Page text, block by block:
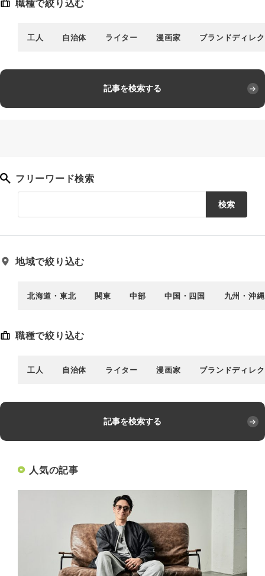
職種で絞り込む
工人 自治体 ライター 漫画家 ブランドディレ
記事を検索する
フリーワード検索
検索
地域で絞り込む
北海道・東北 関東 中部 中国・四国 九州・沖縄
職種で絞り込む
工人 自治体 ライター 漫画家 ブランドディレ
記事を検索する
人気の記事